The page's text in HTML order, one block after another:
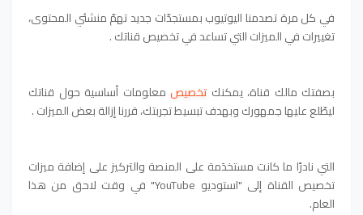
في كل مرة تصدمنا اليوتيوب بمستجدّات جديد تهمّ منشئي المحتوى،
تغييرات في الميزات التي تساعد في تخصيص قناتك .
بصفتك مالك قناة، يمكنك تخصيص معلومات أساسية حول قناتك
ليطّلع عليها جمهوركوبهدف تبسيط تجربتك، قررنا إزالة بعض الميزات .
التي نادرًا ما كانت مستخدَمة على المنصة والتركيز على إضافة ميزات
تخصيص القناة إلى "استوديو YouTube" في وقت لاحق من هذا
العام.